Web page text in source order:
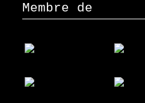
Membre de